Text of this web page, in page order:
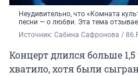
Неудивительно, что «Комната
песни — о любви. Эта тема
Источник: Сабина Сафронова /
Концерт длился больше 1,5
хватило, хотя были